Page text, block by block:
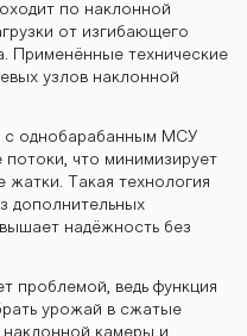
по наклонной
от изгибающего
Применённые технические
узлов наклонной
с однобарабанным МСУ
что минимизирует
жатки. Такая технология
дополнительных
надёжность без
проблемой, ведь функция
урожай в сжатые
наклонной камеры и